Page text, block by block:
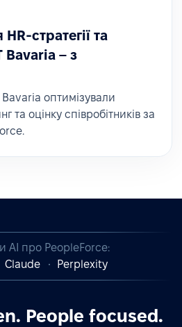
стратегії та
Bavaria – з
Bavaria оптимізували
та оцінку співробітників за
AI про PeopleForce:
Claude Perplexity
People focused.